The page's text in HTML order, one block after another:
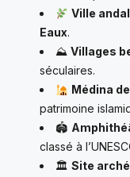
Ville
Eaux.
⛰ Villages
séculaires.
Médina
patrimoine
🏟
classé à
🏛 Site